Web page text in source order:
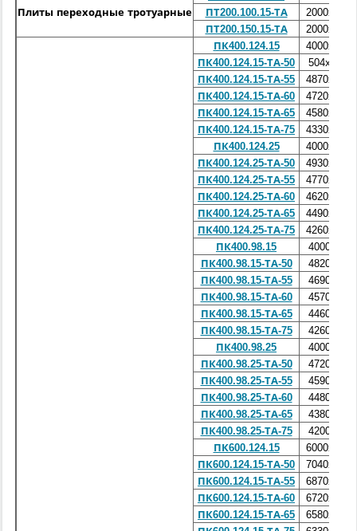
Плиты переходные тротуарные
ПТ200.100.15-ТА
ПТ200.150.15-ТА
ПК400.124.15
ПК400.124.15-ТА-50
ПК400.124.15-ТА-55
ПК400.124.15-ТА-60
ПК400.124.15-ТА-65
ПК400.124.15-ТА-75
ПК400.124.25
ПК400.124.25-ТА-50
ПК400.124.25-ТА-55
ПК400.124.25-ТА-60
ПК400.124.25-ТА-65
ПК400.124.25-ТА-75
ПК400.98.15
ПК400.98.15-ТА-50
ПК400.98.15-ТА-55
ПК400.98.15-ТА-60
ПК400.98.15-ТА-65
ПК400.98.15-ТА-75
ПК400.98.25
ПК400.98.25-ТА-50
ПК400.98.25-ТА-55
ПК400.98.25-ТА-60
ПК400.98.25-ТА-65
ПК400.98.25-ТА-75
ПК600.124.15
ПК600.124.15-ТА-50
ПК600.124.15-ТА-55
ПК600.124.15-ТА-60
ПК600.124.15-ТА-65